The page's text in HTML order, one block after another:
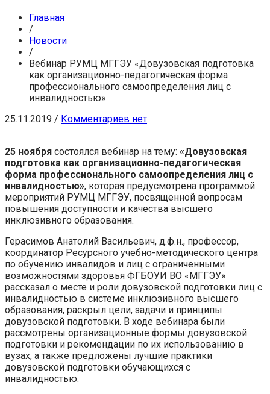
Главная
/
Новости
/
Вебинар РУМЦ МГГЭУ «Довузовская подготовка
как организационно-педагогическая форма
профессионального самоопределения лиц с
инвалидностью»
25.11.2019 / Комментариев нет
25 ноября состоялся вебинар на тему: «Довузовская
подготовка как организационно-педагогическая
форма профессионального самоопределения лиц с
инвалидностью», которая предусмотрена программой
мероприятий РУМЦ МГГЭУ, посвященной вопросам
повышения доступности и качества высшего
инклюзивного образования.
Герасимов Анатолий Васильевич, д.ф.н., профессор,
координатор Ресурсного учебно-методического центра
по обучению инвалидов и лиц с ограниченными
возможностями здоровья ФГБОУИ ВО «МГГЭУ»
рассказал о месте и роли довузовской подготовки лиц с
инвалидностью в системе инклюзивного высшего
образования, раскрыл цели, задачи и принципы
довузовской подготовки. В ходе вебинара были
рассмотрены организационные формы довузовской
подготовки и рекомендации по их использованию в
вузах, а также предложены лучшие практики
довузовской подготовки обучающихся с
инвалидностью.